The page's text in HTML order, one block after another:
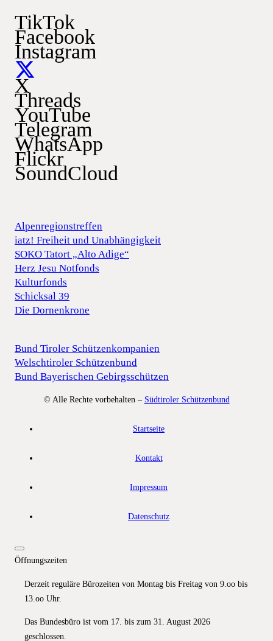
TikTok
Facebook
Instagram
X
Threads
YouTube
Telegram
WhatsApp
Flickr
SoundCloud
Alpenregionstreffen
iatz! Freiheit und Unabhängigkeit
SOKO Tatort „Alto Adige“
Herz Jesu Notfonds
Kulturfonds
Schicksal 39
Die Dornenkrone
Bund Tiroler Schützenkompanien
Welschtiroler Schützenbund
Bund Bayerischen Gebirgsschützen
© Alle Rechte vorbehalten – Südtiroler Schützenbund
Startseite
Kontakt
Impressum
Datenschutz
Öffnungszeiten
Derzeit reguläre Bürozeiten von Montag bis Freitag von 9.oo bis
13.oo Uhr.
Das Bundesbüro ist vom 17. bis zum 31. August 2026
geschlossen.